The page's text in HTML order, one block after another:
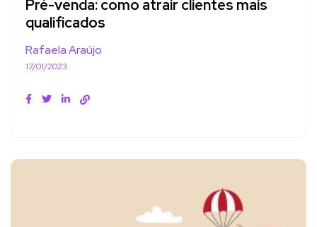
Pré-venda: como atrair clientes mais
qualificados
Rafaela Araújo
17/01/2023